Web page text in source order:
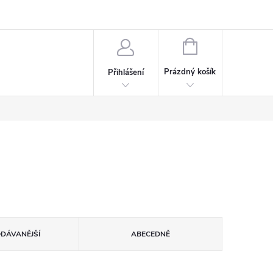
Přihlášení
NÁKUPNÍ
Prázdný košík
ABECEDNĚ